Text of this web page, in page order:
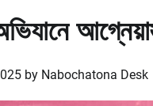
by Nabochatona Desk